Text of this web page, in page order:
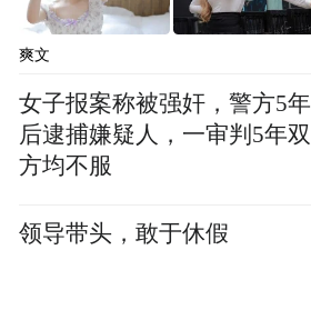
爽文
女子报案称被强奸，警方5年
后逮捕嫌疑人，一审判5年双
方均不服
领导带头，敢于休假